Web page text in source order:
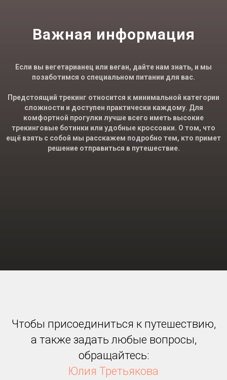
Важная информация
Если вы вегетарианец или веган, дайте нам знать, и мы
позаботимся о специальном питании для вас.
Предстоящий трекинг относится к минимальной категории
сложности и доступен практически каждому. Для
комфортной прогулки лучше всего иметь высокие
трекинговые ботинки или удобные кроссовки. О том, что
ещё взять с собой мы расскажем подробно тем, кто примет
решение отправиться в путешествие.
Чтобы присоединиться к путешествию,
а также задать любые вопросы,
обращайтесь:
Юлия Третьякова